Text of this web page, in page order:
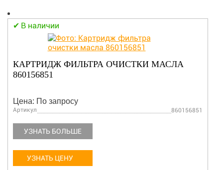
В наличии
КАРТРИДЖ ФИЛЬТРА ОЧИСТКИ МАСЛА
860156851
Цена: По запросу
Артикул 860156851
УЗНАТЬ БОЛЬШЕ
УЗНАТЬ ЦЕНУ